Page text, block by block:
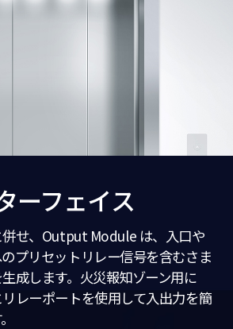
ーフェイス
せ、Output Module は、入口や
プリセットリレー信号を含むさま
成します。火災報知ゾーン用に
レーポートを使用して入出力を簡